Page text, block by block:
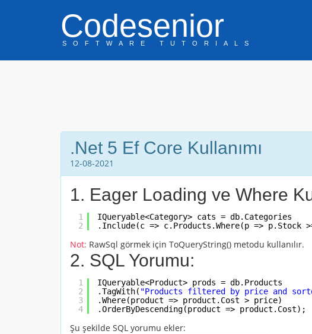
Codesenior
SOFTWARE TUTORIALS
.Net 5 Ef Core Kullanımı
12-08-2021
1. Eager Loading ve Where
1
2
IQueryable<Category> cats = db.Categories
.Include(c => c.Products.Where(p => p.Stock
Not: RawSql görmek için ToQueryString() metodu kullanılır.
2. SQL Yorumu:
1
2
3
4
IQueryable<Product> prods = db.Products
.TagWith( "Products filtered by price and
.Where(product => product.Cost > price)
.OrderByDescending(product => product.Cost);
Şu şekilde SQL yorumu ekler: